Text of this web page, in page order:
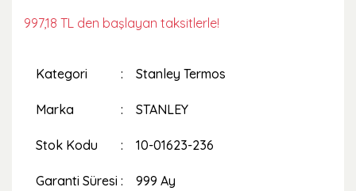
997,18 TL den başlayan taksitlerle!
Kategori Stanley Termos
Marka STANLEY
Stok Kodu 10-01623-236
Garanti Süresi 999 Ay